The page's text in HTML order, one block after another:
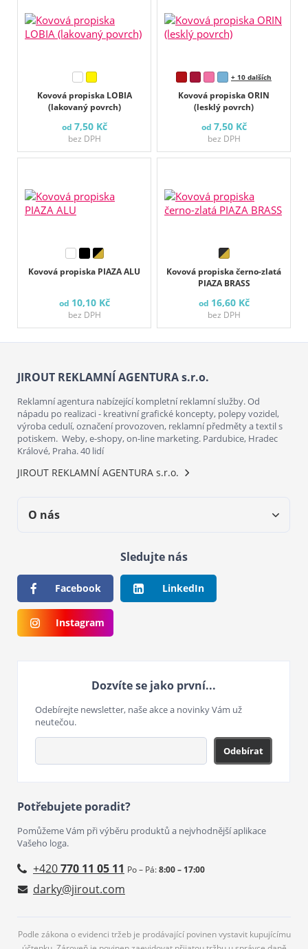
Kovová propiska LOBIA
(lakovaný povrch)
od 7,50 Kč
bez DPH
Kovová propiska ORIN
(lesklý povrch)
+ 10 dalších
od 7,50 Kč
bez DPH
Kovová propiska PIAZA ALU
od 10,10 Kč
bez DPH
Kovová propiska černo-zlatá
PIAZA BRASS
od 16,60 Kč
bez DPH
JIROUT REKLAMNÍ AGENTURA s.r.o.
Reklamní agentura nabízející kompletní reklamní služby. Od
nápadu po realizaci - kreativní grafické koncepty, polepy vozidel,
výroba cedulí, označení provozoven, reklamní předměty a textil s
potiskem. Weby, e-shopy, on-line marketing. Pardubice, Hradec
Králové, Praha. 40 lidí
JIROUT REKLAMNÍ AGENTURA s.r.o.
O nás
Sledujte nás
Facebook LinkedIn
Instagram
Dozvíte se jako první...
Odebírejte newsletter, naše akce a novinky Vám už
neutečou.
Odebírat
Potřebujete poradit?
Pomůžeme Vám při výběru produktů a nejvhodnější aplikace
Vašeho loga.
+420770 11 05 11 Po – Pá:8:00 – 17:00
darky@jirout.com
Podle zákona o evidenci tržeb je prodávající povinen vystavit kupujícímu